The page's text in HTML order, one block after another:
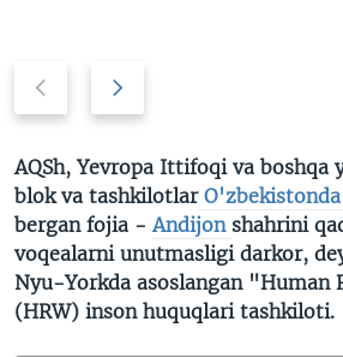
Previous
slide
Next
slide
AQSh, Yevropa Ittifoqi va boshqa
blok va tashkilotlarO'zbekistonda
bergan fojia -Andijon shahrini
voqealarni unutmasligi darkor,
Nyu-Yorkda asoslangan "Human
(HRW) inson huquqlari tashkiloti.